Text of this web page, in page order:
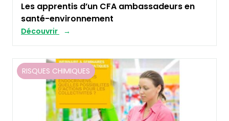
Les apprentis d’un CFA ambassadeurs en
santé-environnement
Découvrir
RISQUES CHIMIQUES